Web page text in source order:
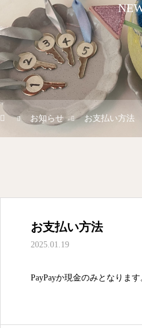
お知らせ お支払い方法
お支払い方法
2025.01.19
PayPayか現金のみとなりま